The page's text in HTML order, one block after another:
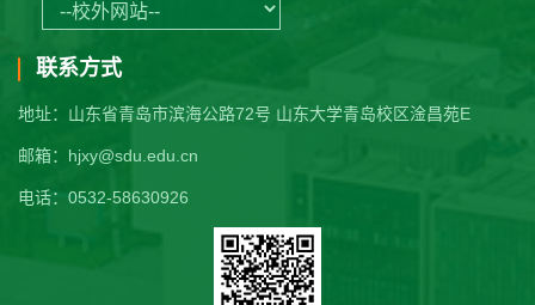
联系方式
地址：山东省青岛市滨海公路72号 山东大学青岛校区淦昌苑E
邮箱：hjxy@sdu.edu.cn
电话：0532-58630926